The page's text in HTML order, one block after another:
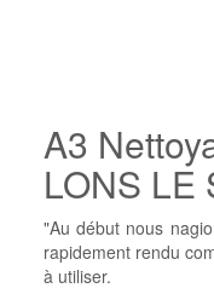
A3
LONS LE
"Au début nous
rapidement rendu
à utiliser.